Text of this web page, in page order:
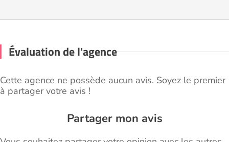
Évaluation de l'agence
Cette agence ne possède aucun avis. Soyez le premier
à partager votre avis !
Partager mon avis